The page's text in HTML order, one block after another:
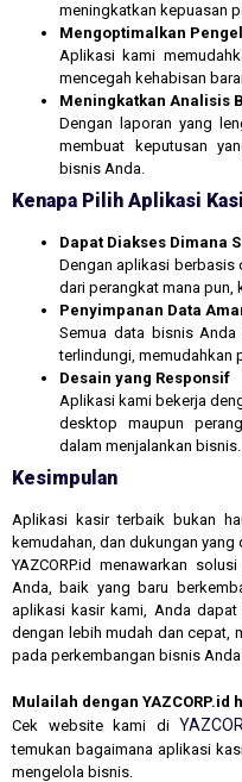
meningkatkan kepuasan
Mengoptimalkan
Aplikasi kami
mencegah kehabisan
Meningkatkan Analisis
Dengan laporan yang
membuat keputusan
bisnis Anda.
Kenapa Pilih Aplikasi
Dapat Diakses Dimana
Dengan aplikasi berbasis
dari perangkat mana pun,
Penyimpanan Data
Semua data bisnis
terlindungi, memudahkan
Desain yang Responsif
Aplikasi kami bekerja
desktop maupun
dalam menjalankan bisnis.
Kesimpulan
Aplikasi kasir terbaik bukan
kemudahan, dan dukungan
YAZCORP.id menawarkan
Anda, baik yang baru
aplikasi kasir kami, Anda
dengan lebih mudah dan cepat,
pada perkembangan bisnis
Mulailah dengan YAZCORP.id
Cek website kami di
temukan bagaimana aplikasi
mengelola bisnis.